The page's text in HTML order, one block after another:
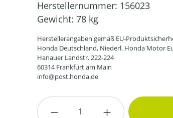
Herstellernummer: 156023
Gewicht: 78 kg
Herstellerangaben gemäß EU-
Honda Deutschland, Niederl. Honda Motor
Hanauer Landstr. 222-224
60314 Frankfurt am Main
info@post.honda.de
Produkt Anzahl: Gib